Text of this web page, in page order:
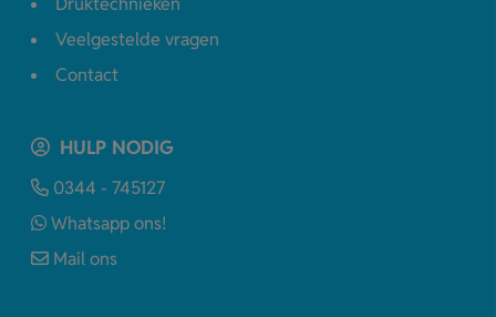
Veelgestelde vragen
Contact
HULP NODIG
0344 - 745127
Whatsapp ons!
Mail ons